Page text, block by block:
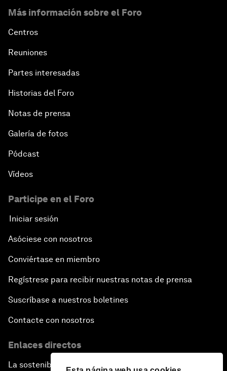
Más información sobre el Foro
Centros
Reuniones
Partes interesadas
Historias del Foro
Notas de prensa
Galería de fotos
Pódcast
Vídeos
Participe en el Foro
Iniciar sesión
Asóciese con nosotros
Conviértase en miembro
Regístrese para recibir nuestras notas de prensa
Suscríbase a nuestros boletines
Contacte con nosotros
Enlaces directos
La sostenibilidad en el Foro